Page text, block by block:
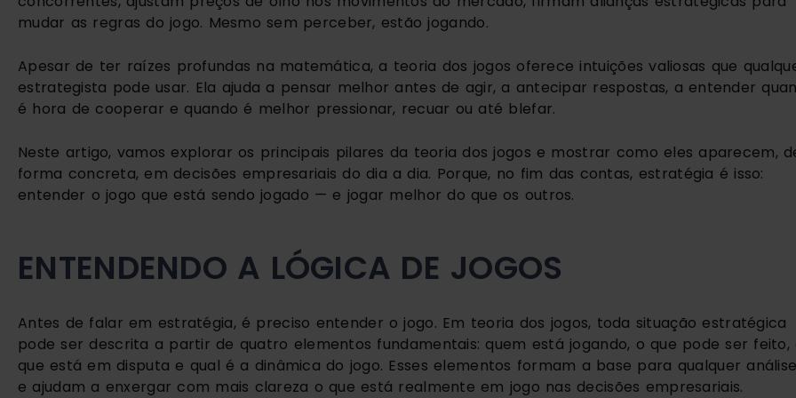
mudar as regras do jogo. Mesmo sem perceber, estão jogando.
Apesar de ter raízes profundas na matemática, a teoria dos jogos oferece intuições valiosas que
estrategista pode usar. Ela ajuda a pensar melhor antes de agir, a antecipar respostas, a entender
é hora de cooperar e quando é melhor pressionar, recuar ou até blefar.
Neste artigo, vamos explorar os principais pilares da teoria dos jogos e mostrar como eles aparecem,
forma concreta, em decisões empresariais do dia a dia. Porque, no fim das contas, estratégia é isso:
entender o jogo que está sendo jogado — e jogar melhor do que os outros.
ENTENDENDO A LÓGICA DE JOGOS
Antes de falar em estratégia, é preciso entender o jogo. Em teoria dos jogos, toda situação estratégica
pode ser descrita a partir de quatro elementos fundamentais: quem está jogando, o que pode ser feito,
que está em disputa e qual é a dinâmica do jogo. Esses elementos formam a base para qualquer
e ajudam a enxergar com mais clareza o que está realmente em jogo nas decisões empresariais.